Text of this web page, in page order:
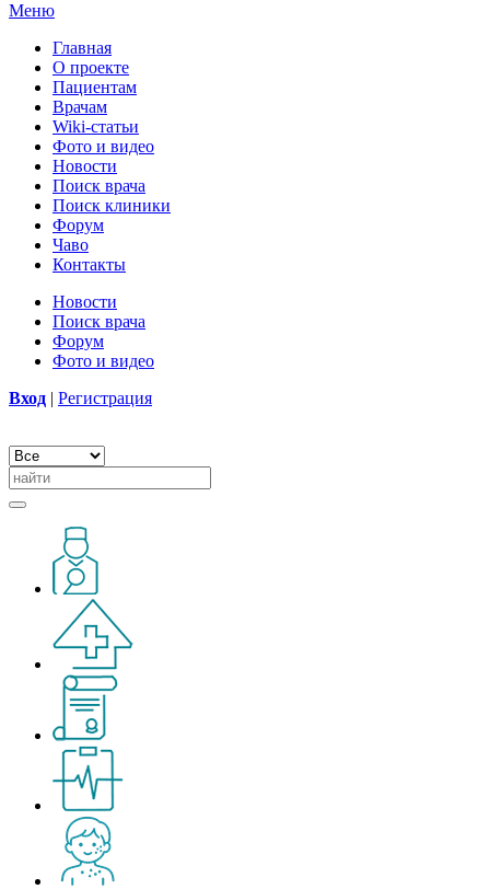
Меню
Главная
О проекте
Пациентам
Врачам
Wiki-статьи
Фото и видео
Новости
Поиск врача
Поиск клиники
Форум
Чаво
Контакты
Новости
Поиск врача
Форум
Фото и видео
Вход | Регистрация